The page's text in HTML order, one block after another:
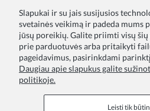
Slapukai ir su jais susijusios
svetainės veikimą ir padeda mums
jūsų poreikių. Galite priimti visų
prie parduotuvės arba pritaikyti
pageidavimus, pasirinkdami parinktį
Daugiau apie slapukus galite
politikoje.
Leisti tik